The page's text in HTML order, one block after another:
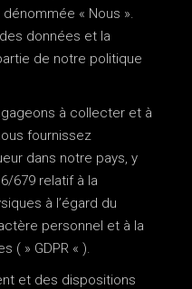
dénommée « Nous ».
données et la
de notre politique
à collecter et à
fournissez
dans notre pays, y
679 relatif à la
à l’égard du
personnel et à la
( » GDPR « ).
et des dispositions